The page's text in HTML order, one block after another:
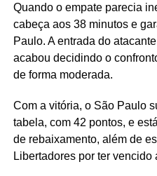
Quando o empate parecia
cabeça aos 38 minutos e
Paulo. A entrada do
acabou decidindo o
de forma moderada.
Com a vitória, o São Paulo
tabela, com 42 pontos, e
de rebaixamento, além de
Libertadores por ter vencido